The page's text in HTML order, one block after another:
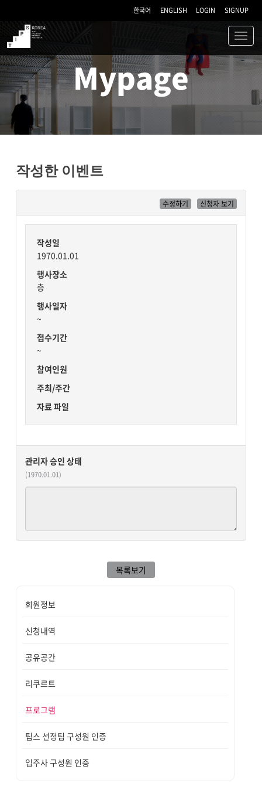
한국어 ENGLISH LOGIN SIGNUP
TIPS
Mypage
작성한 이벤트
수정하기 신청자 보기
작성일
1970.01.01
행사장소
층
행사일자
~
접수기간
~
참여인원
주최/주간
자료 파일
관리자 승인 상태
(1970.01.01)
목록보기
회원정보
신청내역
공유공간
리쿠르트
프로그램
팁스 선정팀 구성원 인증
입주사 구성원 인증